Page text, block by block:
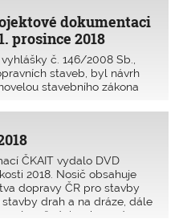
ze zákonných 15 %
dokumentaci
prosince 2018
č. 146/2008 Sb.,
staveb, byl návrh
stavebního zákona
pozdějších předpisů tak,
ČKAIT vydalo DVD
2018. Nosič obsahuje
dopravy ČR pro stavby
drah a na dráze, dále
v předpisech uvede